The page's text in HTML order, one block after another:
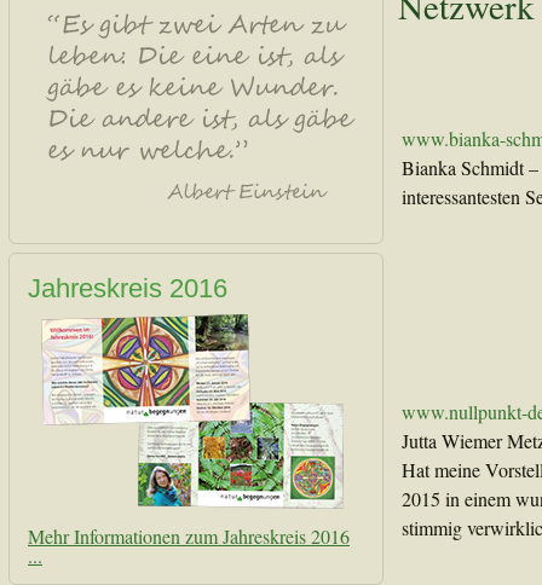
Jahreskreis 2016
Mehr Informationen zum Jahreskreis 2016
...
www.bianka-
Bianka Schmidt
interessantesten
www.nullpunkt-
Jutta Wiemer
Hat meine
2015 in einem
stimmig